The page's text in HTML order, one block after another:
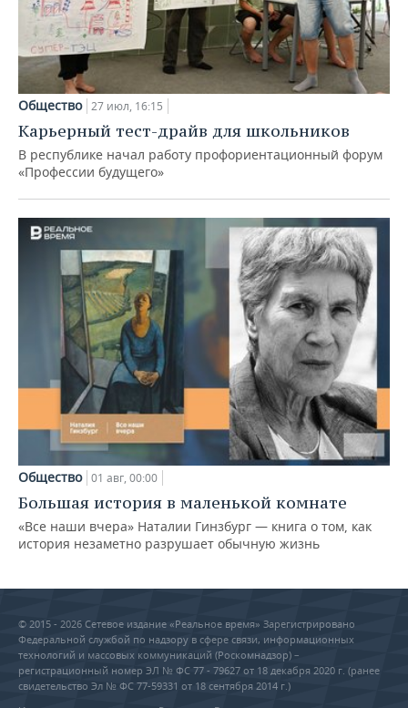
Общество 27 июл, 16:15
Карьерный тест-драйв для школьников
В республике начал работу профориентационный форум
«Профессии будущего»
Общество 01 авг, 00:00
Большая история в маленькой комнате
«Все наши вчера» Наталии Гинзбург — книга о том, как
история незаметно разрушает обычную жизнь
© 2015 - 2026 Сетевое издание «Реальное время» Зарегистрировано
Федеральной службой по надзору в сфере связи, информационных
технологий и массовых коммуникаций (Роскомнадзор) –
регистрационный номер ЭЛ № ФС 77 - 79627 от 18 декабря 2020 г. (ранее
свидетельство Эл № ФС 77-59331 от 18 сентября 2014 г.)